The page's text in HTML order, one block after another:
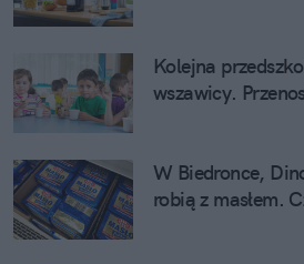
Kolejna
wszawicy.
W Biedronce,
robią z masłem.